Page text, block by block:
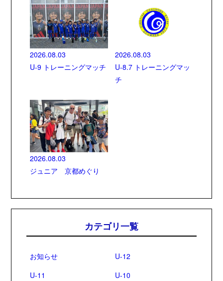
2026.08.03
U-9 トレーニングマッチ
2026.08.03
U-8.7 トレーニングマッ
チ
2026.08.03
ジュニア 京都めぐり
カテゴリ一覧
お知らせ
U-12
U-11
U-10